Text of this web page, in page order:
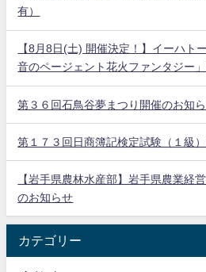
有）
【8月8日(土) 開催決定！】イーハト
音のページェント花火ファンタジー
第３６回石鳥谷夢まつり開催のお知
第１７３回日商簿記検定試験（１級
【岩手県農林水産部】岩手県農業経
のお知らせ
カテゴリー